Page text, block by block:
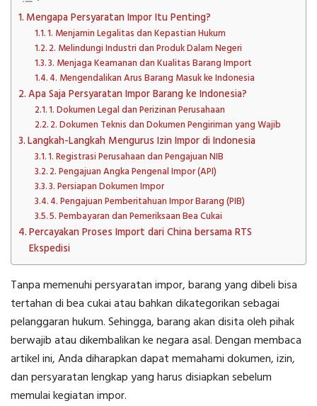
Mengapa Persyaratan Impor Itu Penting?
1. Menjamin Legalitas dan Kepastian Hukum
2. Melindungi Industri dan Produk Dalam Negeri
3. Menjaga Keamanan dan Kualitas Barang Import
4. Mengendalikan Arus Barang Masuk ke Indonesia
Apa Saja Persyaratan Impor Barang ke Indonesia?
1. Dokumen Legal dan Perizinan Perusahaan
2. Dokumen Teknis dan Dokumen Pengiriman yang Wajib
Langkah-Langkah Mengurus Izin Impor di Indonesia
1. Registrasi Perusahaan dan Pengajuan NIB
2. Pengajuan Angka Pengenal Impor (API)
3. Persiapan Dokumen Impor
4. Pengajuan Pemberitahuan Impor Barang (PIB)
5. Pembayaran dan Pemeriksaan Bea Cukai
Percayakan Proses Import dari China bersama RTS
Ekspedisi
Tanpa memenuhi persyaratan impor, barang yang dibeli bisa
tertahan di bea cukai atau bahkan dikategorikan sebagai
pelanggaran hukum. Sehingga, barang akan disita oleh pihak
berwajib atau dikembalikan ke negara asal. Dengan membaca
artikel ini, Anda diharapkan dapat memahami dokumen, izin,
dan persyaratan lengkap yang harus disiapkan sebelum
memulai kegiatan impor.